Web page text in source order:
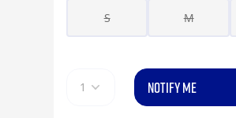
S M
1 NOTIFY ME